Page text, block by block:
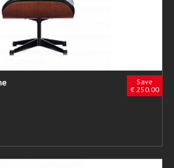
Save
€ 250.00